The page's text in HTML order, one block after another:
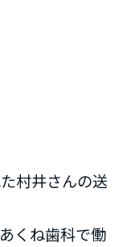
村井さんの送
くね歯科で働